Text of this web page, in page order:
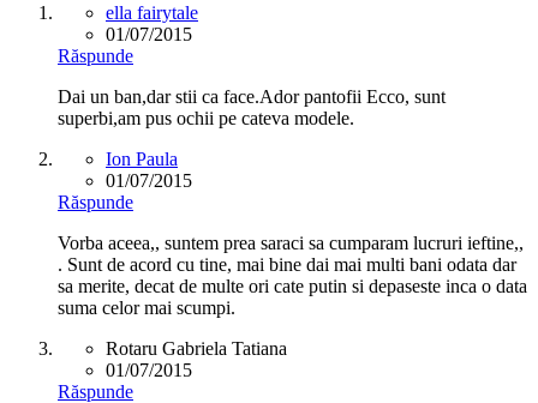
ella fairytale
01/07/2015
Răspunde
Dai un ban,dar stii ca face.Ador pantofii Ecco, sunt
superbi,am pus ochii pe cateva modele.
Ion Paula
01/07/2015
Răspunde
Vorba aceea,, suntem prea saraci sa cumparam lucruri ieftine,,
. Sunt de acord cu tine, mai bine dai mai multi bani odata dar
sa merite, decat de multe ori cate putin si depaseste inca o data
suma celor mai scumpi.
Rotaru Gabriela Tatiana
01/07/2015
Răspunde